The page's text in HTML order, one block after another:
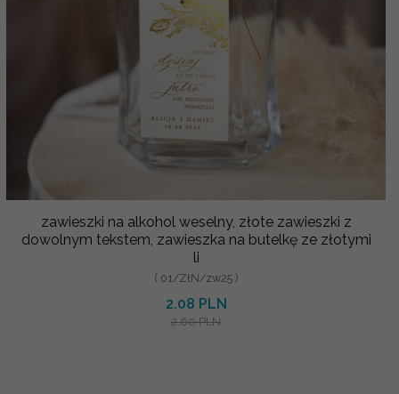
zawieszki na alkohol weselny, złote zawieszki z
dowolnym tekstem, zawieszka na butelkę ze złotymi
li
( 01/ZłN/zw25 )
2.08 PLN
2.60 PLN